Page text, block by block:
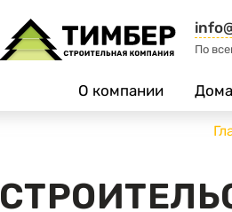
По
О компании